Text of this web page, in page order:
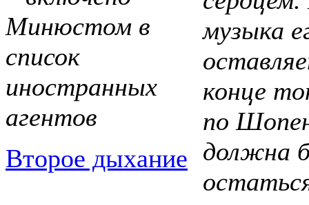
Минюстом в
список
иностранных
агентов
Второе дыхание
музыка
конце
по
должна